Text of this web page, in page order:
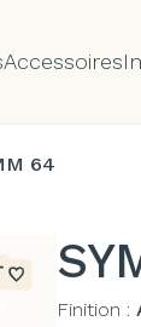
Accessoires
64
Finition :